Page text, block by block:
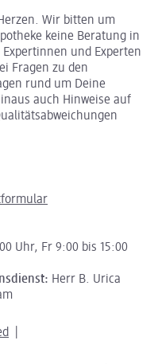
Wir bitten um
keine Beratung in
Expertinnen und Experten
Fragen zu den
rund um Deine
auch Hinweise auf
Uhr, Fr 9:00 bis 15:00
Herr B. Urica